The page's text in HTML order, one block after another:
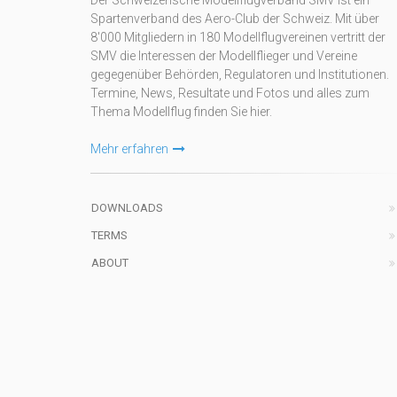
Spartenverband des Aero-Club der Schweiz. Mit über
8'000 Mitgliedern in 180 Modellflugvereinen vertritt der
SMV die Interessen der Modellflieger und Vereine
gegegenüber Behörden, Regulatoren und Institutionen.
Termine, News, Resultate und Fotos und alles zum
Thema Modellflug finden Sie hier.
Mehr erfahren
DOWNLOADS
TERMS
ABOUT